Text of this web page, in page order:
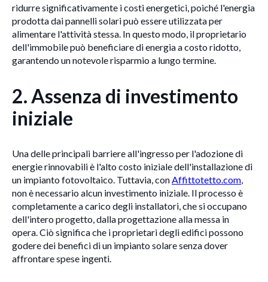
ridurre significativamente i costi energetici, poiché l'energia
prodotta dai pannelli solari può essere utilizzata per
alimentare l'attività stessa. In questo modo, il proprietario
dell'immobile può beneficiare di energia a costo ridotto,
garantendo un notevole risparmio a lungo termine.
2.Assenza di investimento
iniziale
Una delle principali barriere all'ingresso per l'adozione di
energie rinnovabili è l'alto costo iniziale dell'installazione di
un impianto fotovoltaico. Tuttavia, conAffittotetto.com,
non è necessario alcun investimento iniziale. Il processo è
completamente a carico degli installatori, che si occupano
dell'intero progetto, dalla progettazione alla messa in
opera. Ciò significa che i proprietari degli edifici possono
godere dei benefici di un impianto solare senza dover
affrontare spese ingenti.